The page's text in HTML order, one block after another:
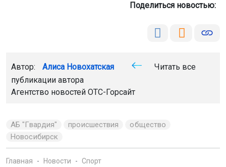
Поделиться новостью:
Автор: Алиса Новохатская
Читать все
публикации автора
Агентство новостей ОТС-Горсайт
АБ "Гвардия" происшествия
общество
Новосибирск
Главная Новости Спорт